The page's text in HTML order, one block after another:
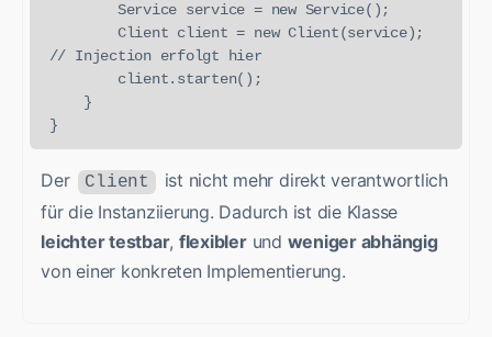
// Injection erfolgt hier
Der Client
ist nicht mehr direkt verantwortlich
für die Instanziierung. Dadurch ist die Klasse
leichter testbar, flexiblerund weniger abhängig
von einer konkreten Implementierung.